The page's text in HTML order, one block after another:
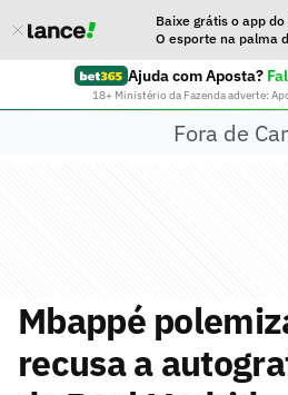
Baixe grátis o app do
O esporte na palma
Ajuda com Aposta?
18+ Ministério da Fazenda adverte:
Fora de
Mbappé
recusa a